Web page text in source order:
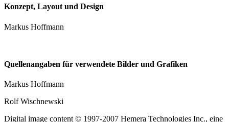
Konzept, Layout und Design
Markus Hoffmann
Quellenangaben für verwendete Bilder und Grafiken
Markus Hoffmann
Rolf Wischnewski
Digital image content © 1997-2007 Hemera Technologies Inc., eine